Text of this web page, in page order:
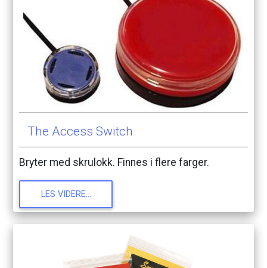
The Access Switch
Bryter med skrulokk. Finnes i flere farger.
LES VIDERE...